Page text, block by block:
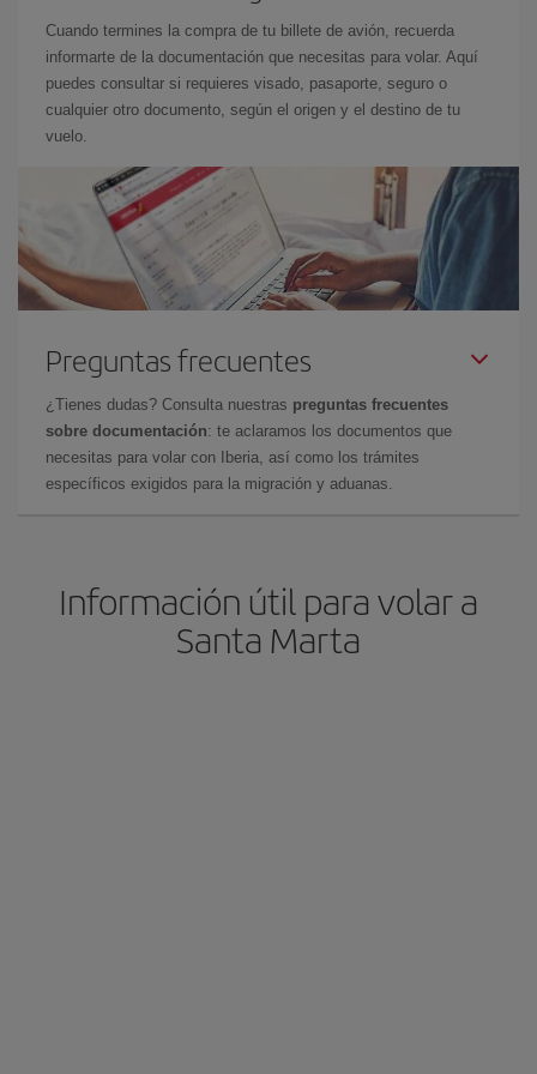
Cuando termines la compra de tu billete de avión, recuerda
informarte de la documentación que necesitas para volar. Aquí
puedes consultar si requieres visado, pasaporte, seguro o
cualquier otro documento, según el origen y el destino de tu
vuelo.
Preguntas frecuentes
¿Tienes dudas? Consulta nuestras preguntas frecuentes
sobre documentación: te aclaramos los documentos que
necesitas para volar con Iberia, así como los trámites
específicos exigidos para la migración y aduanas.
Información útil para volar a
Santa Marta